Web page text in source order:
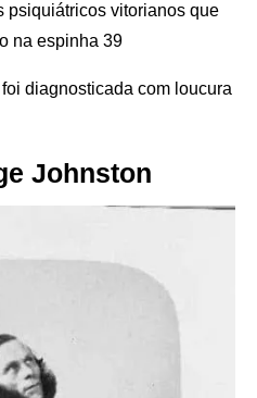
psiquiátricos vitorianos que
na espinha 39
diagnosticada com loucura
Johnston